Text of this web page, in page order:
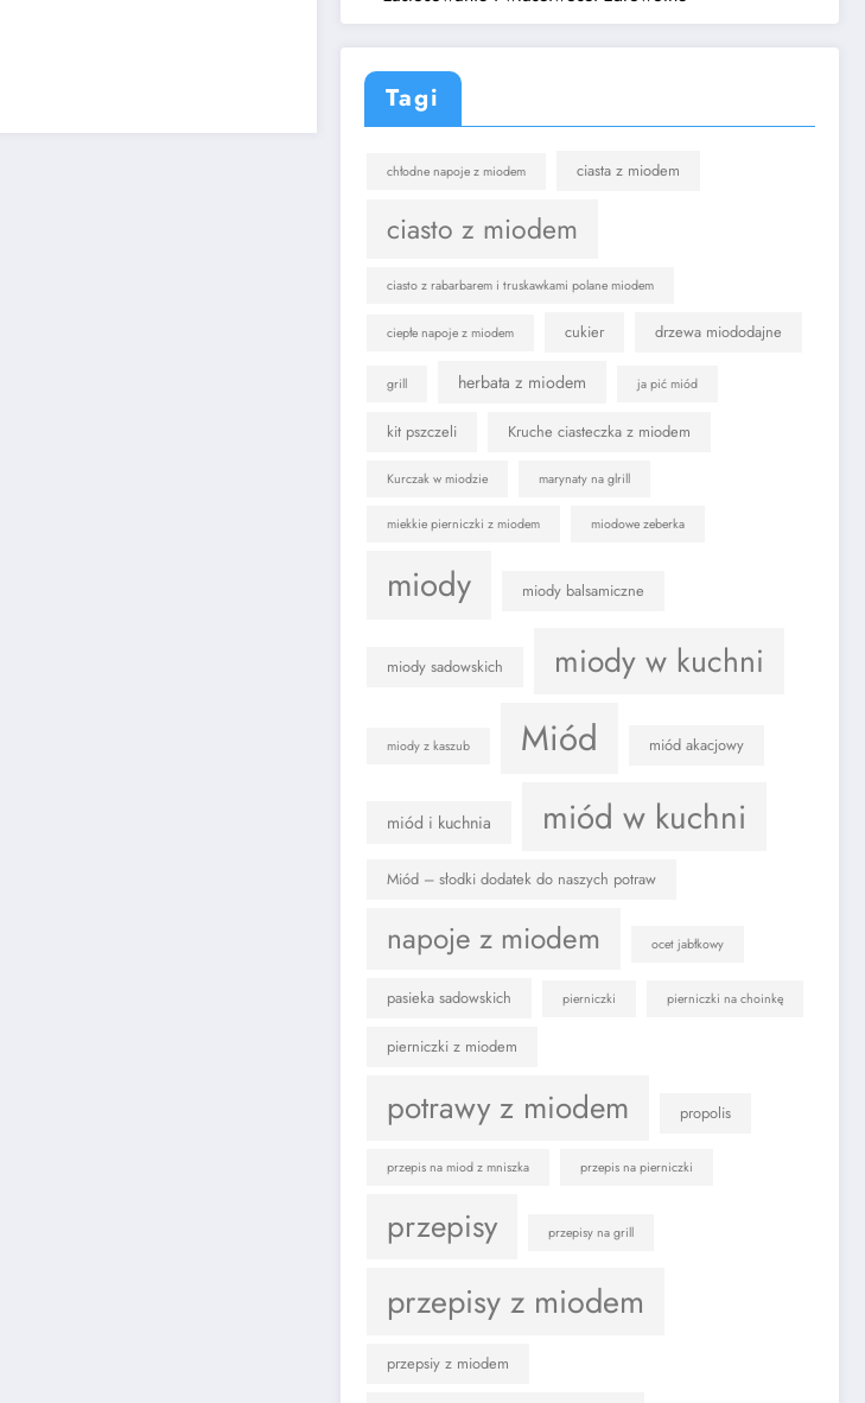
Tagi
chłodne napoje z miodem ciasta z miodem
ciasto z miodem
ciasto z rabarbarem i truskawkami polane miodem
ciepłe napoje z miodem cukier drzewa miododajne
grill herbata z miodem ja pić miód
kit pszczeli Kruche ciasteczka z miodem
Kurczak w miodzie marynaty na glrill
miekkie pierniczki z miodem miodowe zeberka
miody miody balsamiczne
miody sadowskich miody w kuchni
miody z kaszub Miód miód akacjowy
miód i kuchnia miód w kuchni
Miód – słodki dodatek do naszych potraw
napoje z miodem ocet jabłkowy
pasieka sadowskich pierniczki pierniczki na choinkę
pierniczki z miodem
potrawy z miodem propolis
przepis na miod z mniszka przepis na pierniczki
przepisy przepisy na grill
przepisy z miodem
przepsiy z miodem